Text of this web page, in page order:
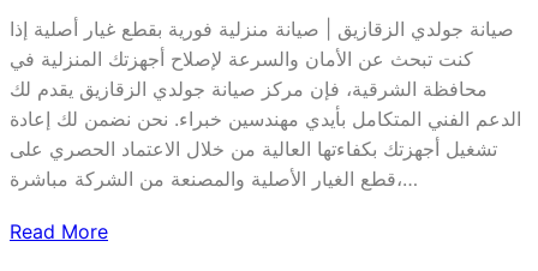
صيانة جولدي الزقازيق | صيانة منزلية فورية بقطع غيار أصلية إذا
كنت تبحث عن الأمان والسرعة لإصلاح أجهزتك المنزلية في
محافظة الشرقية، فإن مركز صيانة جولدي الزقازيق يقدم لك
الدعم الفني المتكامل بأيدي مهندسين خبراء. نحن نضمن لك إعادة
تشغيل أجهزتك بكفاءتها العالية من خلال الاعتماد الحصري على
قطع الغيار الأصلية والمصنعة من الشركة مباشرة،…
Read More